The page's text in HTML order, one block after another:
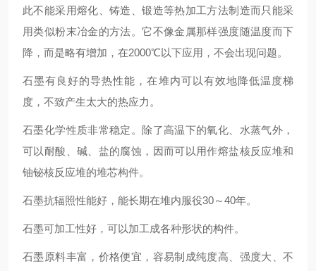
此不能采用熔化、铸造、锻造等热加工方法制造而只能采
用类似粉末冶金的方法。它不像金属那样强度随温度而下
降，而是略有增加，在2000℃以下应用，不会出现问题。
石墨有良好的导热性能，在堆内可以有效地降低温度梯
度，不致产生太大的热应力。
石墨化学性质非常稳定。除了高温下的氧化、水蒸气外，
可以耐酸、碱、盐的腐蚀，因而可以用作熔盐核反应堆和
铀铋核反应堆的堆芯构件。
石墨抗辐照性能好，能长期在堆内服役30～40年。
石墨可加工性好，可以加工成各种形状的构件。
石墨原料丰富，价格便宜，容易制成纯度高、强度大、不